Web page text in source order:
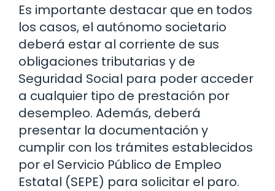
Es importante destacar que en todos
los casos, el autónomo societario
deberá estar al corriente de sus
obligaciones tributarias y de
Seguridad Social para poder acceder
a cualquier tipo de prestación por
desempleo. Además, deberá
presentar la documentación y
cumplir con los trámites establecidos
por el Servicio Público de Empleo
Estatal (SEPE) para solicitar el paro.